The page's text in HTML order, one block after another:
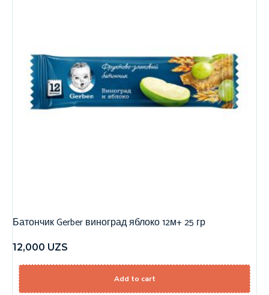
Батончик Gerber виноград яблоко 12м+ 25 гр
12,000 UZS
Add to cart